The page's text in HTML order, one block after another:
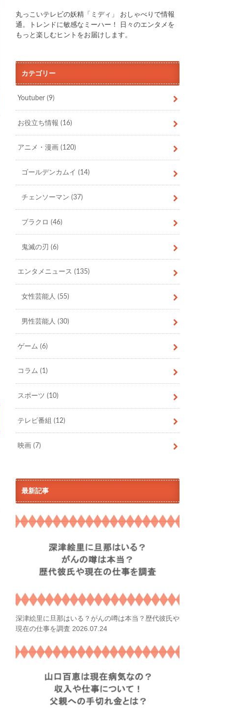
丸っこいテレビの妖精「ミディ」 おしゃべりで情報
通。トレンドに敏感なミーハー！ 日々のエンタメを
もっと楽しむヒントをお届けします。
カテゴリー
Youtuber(9)
お役立ち情報(16)
アニメ・漫画(120)
ゴールデンカムイ (14)
チェンソーマン (37)
ブラクロ (46)
鬼滅の刃 (6)
エンタメニュース(135)
女性芸能人 (55)
男性芸能人 (30)
ゲーム(6)
コラム(1)
スポーツ(10)
テレビ番組(12)
映画(7)
最新記事
深津絵里に旦那はいる？がんの噂は本当？歴代彼氏や
現在の仕事を調査 2026.07.24